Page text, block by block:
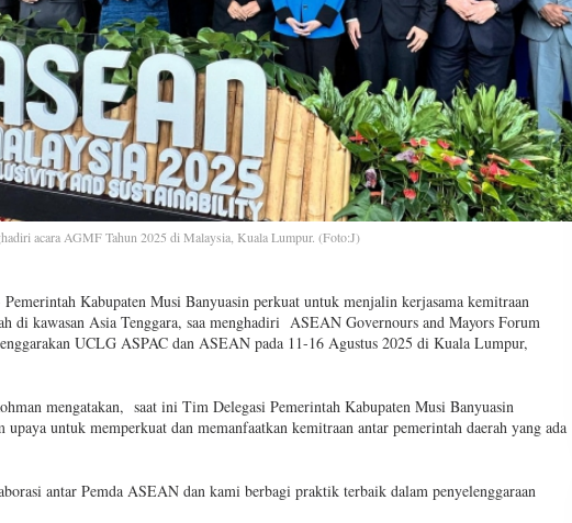
acara AGMF Tahun 2025 di Malaysia, Kuala Lumpur. (Foto:J)
Kabupaten Musi Banyuasin perkuat untuk menjalin kerjasama kemitraan
di kawasan Asia Tenggara, saa menghadiri ASEAN Governours and Mayors Forum
UCLG ASPAC dan ASEAN pada 11-16 Agustus 2025 di Kuala Lumpur,
mengatakan, saat ini Tim Delegasi Pemerintah Kabupaten Musi Banyuasin
untuk memperkuat dan memanfaatkan kemitraan antar pemerintah daerah yang ada
antar Pemda ASEAN dan kami berbagi praktik terbaik dalam penyelenggaraan